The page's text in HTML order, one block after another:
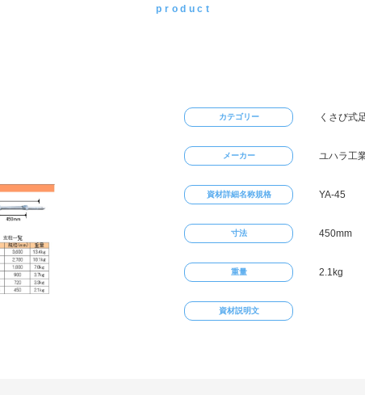
product
カテゴリー くさび式
メーカー ユハラ工
資材詳細名称規格 YA-45
寸法 450mm
重量 2.1kg
資材説明文